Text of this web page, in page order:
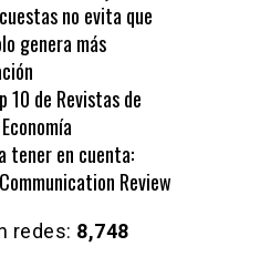
no evita que
genera más
10 de Revistas de
tener en cuenta:
Review
redes: 8,748